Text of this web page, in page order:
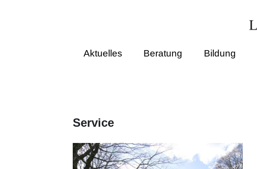
Aktuelles Beratung Bildung
Service